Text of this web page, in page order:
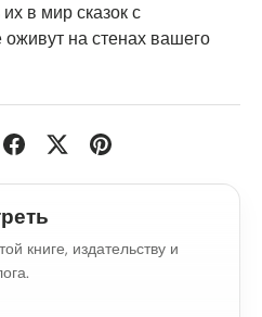
в мир сказок с
на стенах вашего
книге, издательству и